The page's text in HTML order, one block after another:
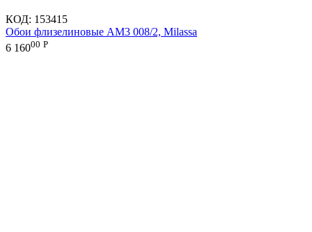
КОД: 153415
Обои флизелиновые AM3 008/2, Milassa
6 16000 Р